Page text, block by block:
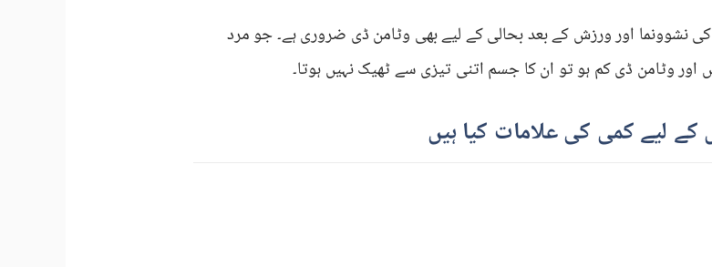
نشوونما اور ورزش کے بعد بحالی کے لیے بھی وٹامن ڈی ضروری ہے۔ جو مرد
اور وٹامن ڈی کم ہو تو ان کا جسم اتنی تیزی سے ٹھیک نہیں ہوتا۔
لیے کمی کی علامات کیا ہیں